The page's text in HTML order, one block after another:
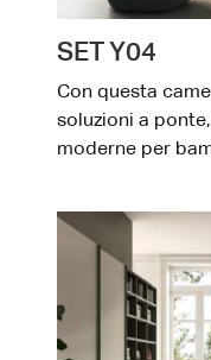
SET Y04
Con questa
soluzioni a
moderne per